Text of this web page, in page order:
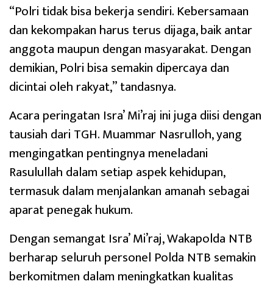
“Polri tidak bisa bekerja sendiri. Kebersamaan
dan kekompakan harus terus dijaga, baik antar
anggota maupun dengan masyarakat. Dengan
demikian, Polri bisa semakin dipercaya dan
dicintai oleh rakyat,” tandasnya.
Acara peringatan Isra’ Mi’raj ini juga diisi dengan
tausiah dari TGH. Muammar Nasrulloh, yang
mengingatkan pentingnya meneladani
Rasulullah dalam setiap aspek kehidupan,
termasuk dalam menjalankan amanah sebagai
aparat penegak hukum.
Dengan semangat Isra’ Mi’raj, Wakapolda NTB
berharap seluruh personel Polda NTB semakin
berkomitmen dalam meningkatkan kualitas